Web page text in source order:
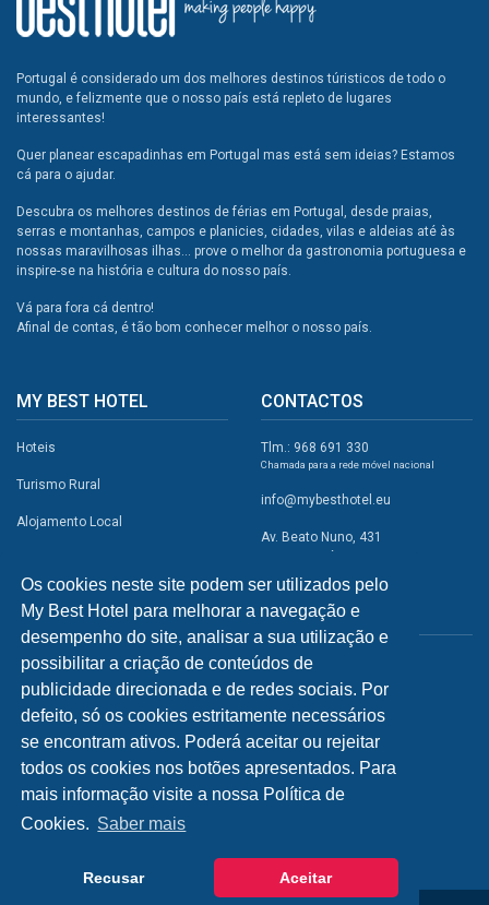
Os cookies neste site podem ser utilizados pelo
My Best Hotel para melhorar a navegação e
desempenho do site, analisar a sua utilização e
possibilitar a criação de conteúdos de
publicidade direcionada e de redes sociais. Por
defeito, só os cookies estritamente necessários
se encontram ativos. Poderá aceitar ou rejeitar
todos os cookies nos botões apresentados. Para
mais informação visite a nossa Política de
Cookies. Saber mais
Recusar Aceitar
Portugal é considerado um dos melhores destinos túristicos de todo o
mundo, e felizmente que o nosso país está repleto de lugares
interessantes!
Quer planear escapadinhas em Portugal mas está sem ideias? Estamos
cá para o ajudar.
Descubra os melhores destinos de férias em Portugal, desde praias,
serras e montanhas, campos e planicies, cidades, vilas e aldeias até às
nossas maravilhosas ilhas... prove o melhor da gastronomia portuguesa e
inspire-se na história e cultura do nosso país.
Vá para fora cá dentro!
Afinal de contas, é tão bom conhecer melhor o nosso país.
MY BEST HOTEL
Hoteis
Turismo Rural
Alojamento Local
Campismo
Atividades
Restaurantes
A Visitar
INFORMAÇÕES
Política de Privacidade
CONTACTOS
Tlm.: 968 691 330
Chamada para a rede móvel nacional
info@mybesthotel.eu
Av. Beato Nuno, 431
2495-401 Fátima
REDES SOCIAIS